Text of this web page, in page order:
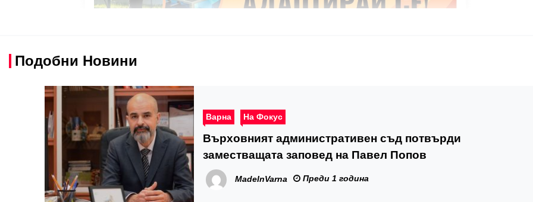
Подобни Новини
Варна На Фокус
Върховният административен съд потвърди
заместващата заповед на Павел Попов
MadeInVarna Преди 1 година